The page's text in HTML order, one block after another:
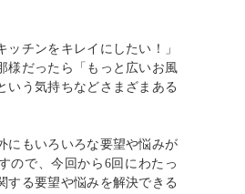
ッチンをキレイにしたい！」
様だったら「もっと広いお風
いう気持ちなどさまざまある
にもいろいろな要望や悩みが
ので、今回から6回にわたっ
する要望や悩みを解決できる